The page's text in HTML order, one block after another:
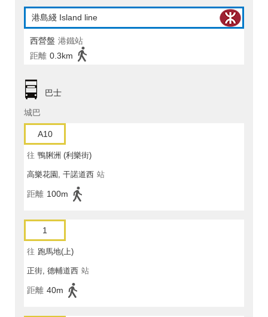
港島綫 Island line
西營盤 港鐵站
距離 0.3km
巴士
城巴
A10
往 鴨脷洲 (利樂街)
高樂花園, 干諾道西 站
距離 100m
1
往 跑馬地(上)
正街, 德輔道西 站
距離 40m